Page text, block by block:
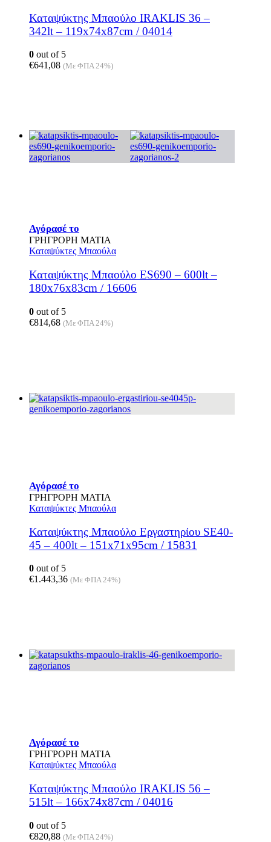
Καταψύκτης Μπαούλο IRAKLIS 36 –
342lt – 119x74x87cm / 04014
0 out of 5
€641,08 (Με ΦΠΑ 24%)
Αγόρασέ το
ΓΡΗΓΡΟΡΗ ΜΑΤΙΑ
Καταψύκτες Μπαούλα
Καταψύκτης Μπαούλο ES690 – 600lt –
180x76x83cm / 16606
0 out of 5
€814,68 (Με ΦΠΑ 24%)
Αγόρασέ το
ΓΡΗΓΡΟΡΗ ΜΑΤΙΑ
Καταψύκτες Μπαούλα
Καταψύκτης Μπαούλο Εργαστηρίου SE40-
45 – 400lt – 151x71x95cm / 15831
0 out of 5
€1.443,36 (Με ΦΠΑ 24%)
Αγόρασέ το
ΓΡΗΓΡΟΡΗ ΜΑΤΙΑ
Καταψύκτες Μπαούλα
Καταψύκτης Μπαούλο IRAKLIS 56 –
515lt – 166x74x87cm / 04016
0 out of 5
€820,88 (Με ΦΠΑ 24%)